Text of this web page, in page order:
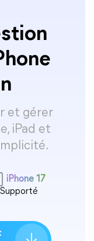
et gérer
iPad et
iPhone 17
Supporté